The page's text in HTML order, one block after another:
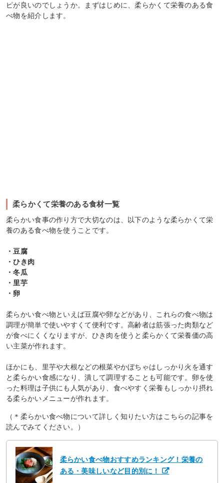
ピが良いのでしょうか。まずはじめに、柔らかくて栄養のある食
べ物を紹介します。
柔らかくて栄養のある食材一覧
柔らかい食事の作り方で大切なのは、以下のような柔らかくて栄
養のある食べ物を使うことです。
・豆腐
・ひき肉
・冬瓜
・里芋
・卵
柔らかい食べ物といえば豆腐や卵などがあり、これらの食べ物は
調理が簡単で使いやすくて便利です。高齢者は筋張った肉類など
が食べにくくなりますが、ひき肉を使うと柔らかくて栄養価の高
い主菜が作れます。
ほかにも、里芋や大根などの根菜やかぼちゃはしっかり火を通す
と柔らかい食感になり、潰して調理することも可能です。卵を使
った料理は子供にも人気があり、食べやすく栄養もしっかり摂れ
る柔らかいメニューが作れます。
（＊柔らかい食べ物について詳しく知りたい方はこちらの記事を
読んでみてください。）
柔らかい食べ物おすすめランキング！栄養の
ある・美味しいなど目的別に！